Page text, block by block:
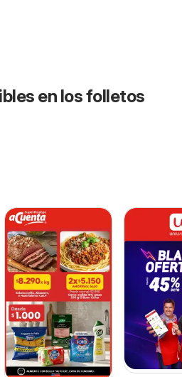
en los folletos